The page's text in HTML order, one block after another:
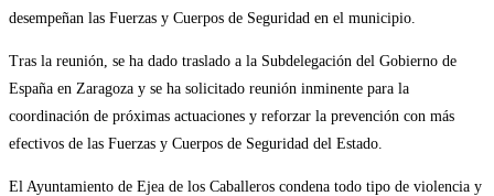
desempeñan las Fuerzas y Cuerpos de Seguridad en el municipio.
Tras la reunión, se ha dado traslado a la Subdelegación del Gobierno de
España en Zaragoza y se ha solicitado reunión inminente para la
coordinación de próximas actuaciones y reforzar la prevención con más
efectivos de las Fuerzas y Cuerpos de Seguridad del Estado.
El Ayuntamiento de Ejea de los Caballeros condena todo tipo de violencia y